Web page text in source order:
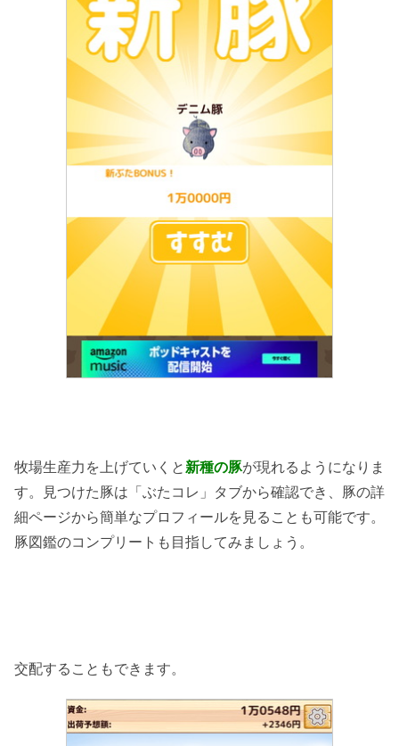
牧場生産力を上げていくと 新種の豚が現れるようになりま
す。見つけた豚は「ぶたコレ」タブから確認でき、豚の詳
細ページから簡単なプロフィールを見ることも可能です。
豚図鑑のコンプリートも目指してみましょう。
交配することもできます。